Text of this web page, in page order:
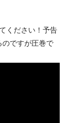
ください！予告
のですが圧巻で